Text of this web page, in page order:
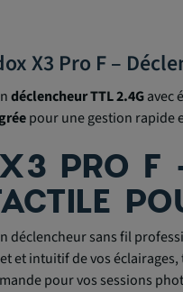
X3 Pro F –
déclencheur TTL 2.4Gavec
pour une gestion rapide
PRO F
déclencheur sans fil
et intuitif de vos
pour vos sessions